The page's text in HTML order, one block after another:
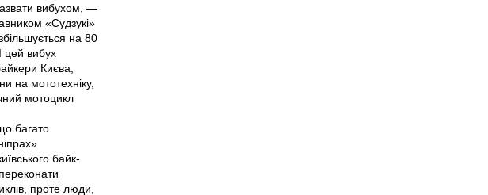
вибухом, —
«Судзукі»
на 80
цей вибух
Києва,
на мототехніку,
мотоцикл
багато
байк-
проте люди,